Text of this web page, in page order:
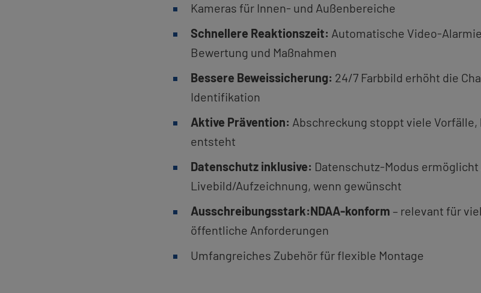
Ka­me­ras für In­nen- und Au­ßen­be­rei­che
Schnel­le­re Re­ak­ti­ons­zeit: Au­to­ma­ti­sche Vi­deo-
Be­wer­tung und Maß­nah­men
Bes­se­re Be­weis­si­che­rung: 24/7 Farb­bild er­höht die
Iden­ti­fi­ka­ti­on
Ak­ti­ve Prä­ven­ti­on: Ab­schre­ckung stoppt viele
ent­steht
Da­ten­schutz in­klu­si­ve: Da­ten­schutz-Mo­dus
Live­bild/Auf­zeich­nung, wenn ge­wünscht
Aus­schrei­bungs­stark:NDAA-kon­form – re­le­vant für
öf­fent­li­che An­for­de­run­gen
Um­fang­rei­ches Zu­be­hör für fle­xi­ble Mon­ta­ge